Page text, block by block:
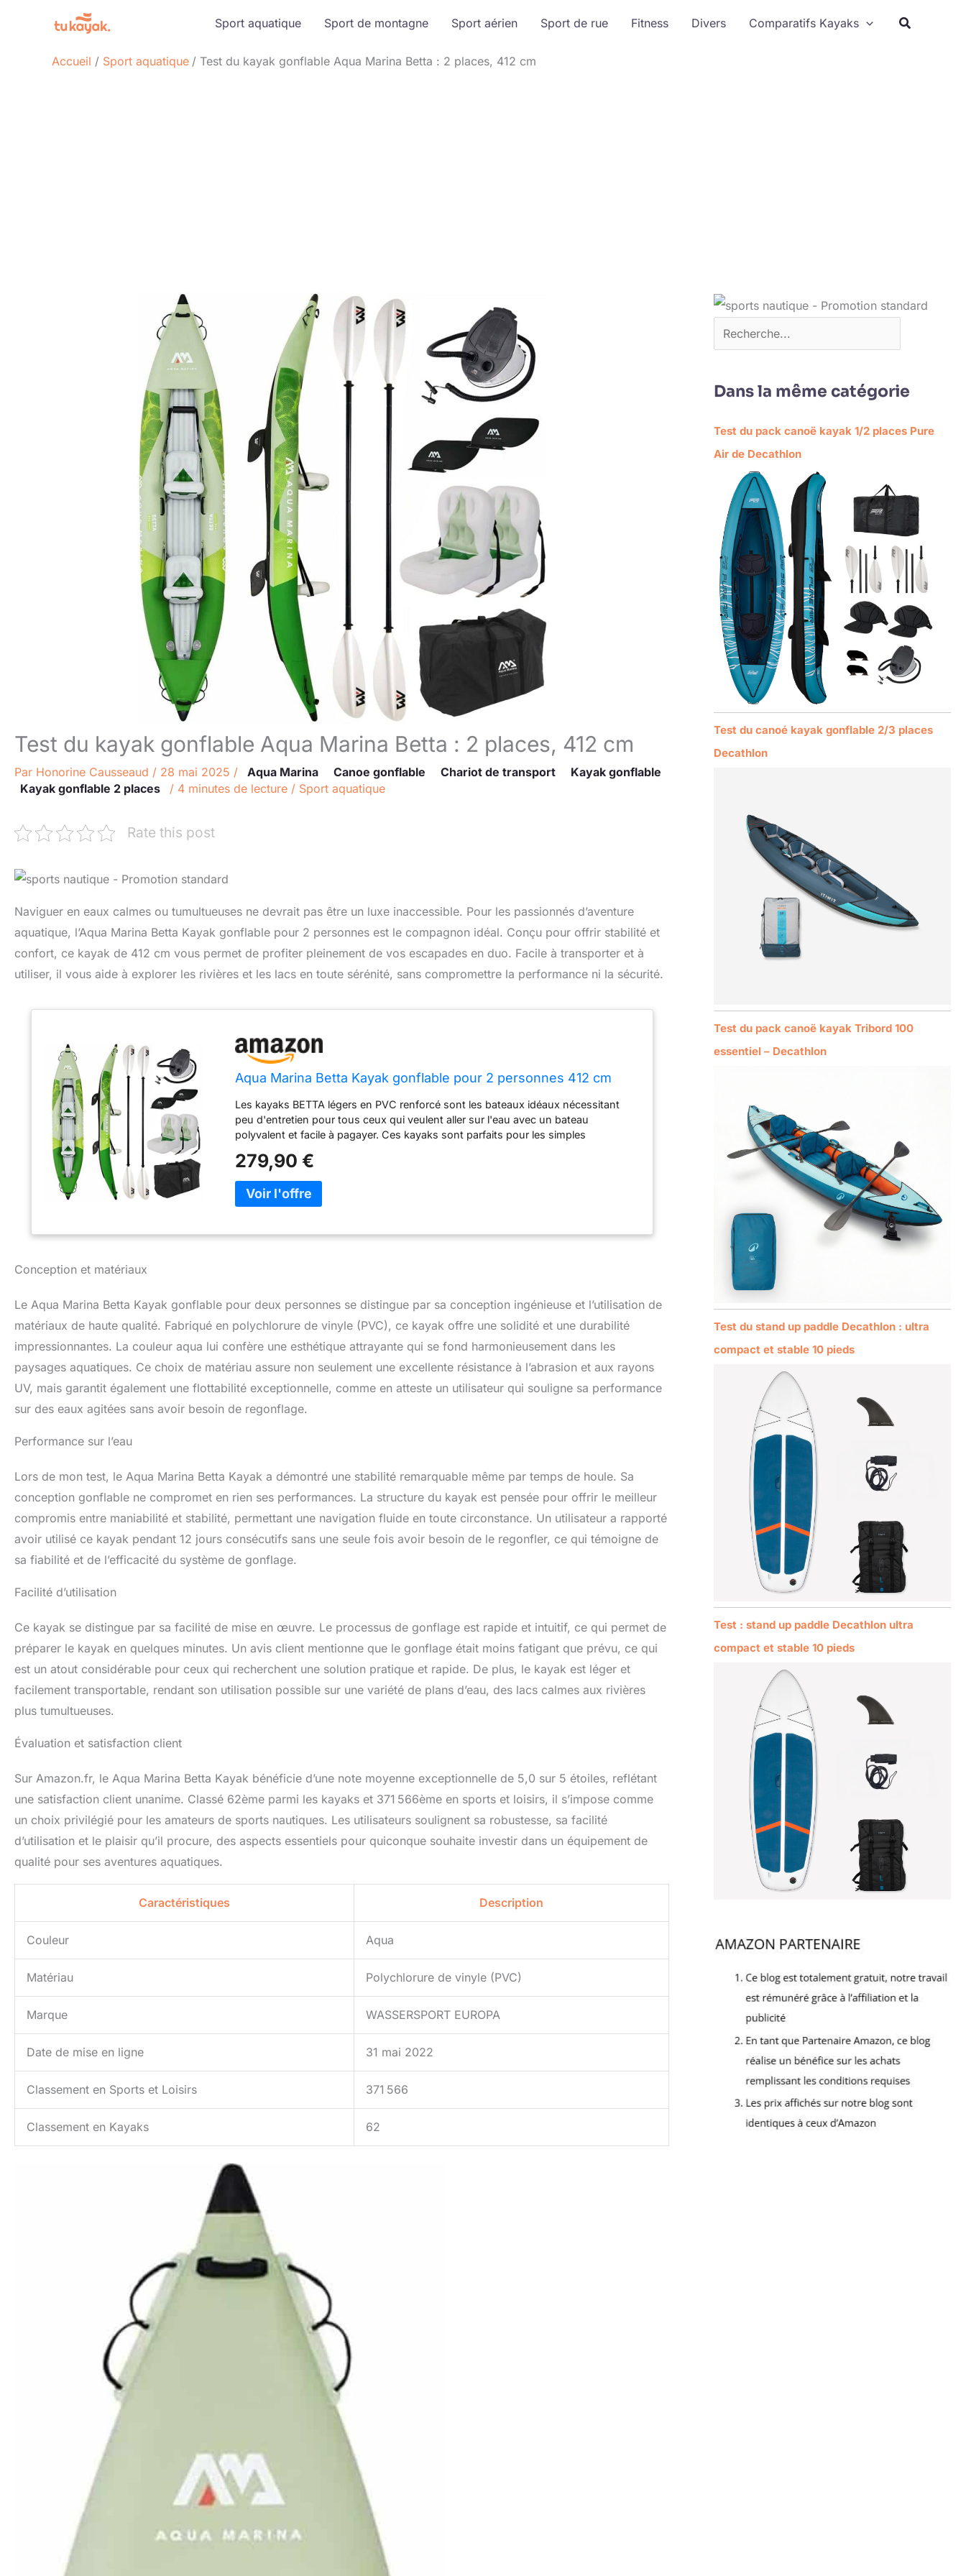
Sport aquatique Sport de montagne Sport aérien Sport de rue Fitness Divers Comparatifs Kayaks
Accueil Sport aquatique Test du kayak gonflable Aqua Marina Betta : 2 places, 412 cm
Test du kayak gonflable Aqua Marina Betta : 2 places, 412 cm
Par Honorine Causseaud / 28 mai 2025 / Aqua Marina Canoe gonflable Chariot de transport
Kayak gonflable
Kayak gonflable 2 places
/ 4 minutes de lecture / Sport aquatique
Rate this post
Naviguer en eaux calmes ou tumultueuses ne devrait pas être un luxe inaccessible. Pour les passionnés d’aventure
aquatique, l’Aqua Marina Betta Kayak gonflable pour 2 personnes est le compagnon idéal. Conçu pour offrir stabilité et
confort, ce kayak de 412 cm vous permet de profiter pleinement de vos escapades en duo. Facile à transporter et à
utiliser, il vous aide à explorer les rivières et les lacs en toute sérénité, sans compromettre la performance ni la sécurité.
Aqua Marina Betta Kayak gonflable pour 2 personnes 412 cm
Les kayaks BETTA légers en PVC renforcé sont les bateaux idéaux nécessitant
peu d'entretien pour tous ceux qui veulent aller sur l'eau avec un bateau
polyvalent et facile à pagayer. Ces kayaks sont parfaits pour les simples
la maison de vacances. Espace de rangement pour l'équipement - Espace
généreux sur la planche pour plus d'espace de rangement pour ranger votre
matériel - Poignée de transport - Le kayak dispose de poignées caoutchoutées au
niveau de la proue, de la banquette arrière et au milieu pour un transport facile
individuel de la position assise / de la valve – Valve haute pression encastrée pour
279,90 €
Conception et matériaux
Le Aqua Marina Betta Kayak gonflable pour deux personnes se distingue par sa conception ingénieuse et l’utilisation de
matériaux de haute qualité. Fabriqué en polychlorure de vinyle (PVC), ce kayak offre une solidité et une durabilité
impressionnantes. La couleur aqua lui confère une esthétique attrayante qui se fond harmonieusement dans les
paysages aquatiques. Ce choix de matériau assure non seulement une excellente résistance à l’abrasion et aux rayons
UV, mais garantit également une flottabilité exceptionnelle, comme en atteste un utilisateur qui souligne sa performance
sur des eaux agitées sans avoir besoin de regonflage.
Performance sur l’eau
Lors de mon test, le Aqua Marina Betta Kayak a démontré une stabilité remarquable même par temps de houle. Sa
conception gonflable ne compromet en rien ses performances. La structure du kayak est pensée pour offrir le meilleur
compromis entre maniabilité et stabilité, permettant une navigation fluide en toute circonstance. Un utilisateur a rapporté
avoir utilisé ce kayak pendant 12 jours consécutifs sans une seule fois avoir besoin de le regonfler, ce qui témoigne de
sa fiabilité et de l’efficacité du système de gonflage.
Facilité d’utilisation
Ce kayak se distingue par sa facilité de mise en œuvre. Le processus de gonflage est rapide et intuitif, ce qui permet de
préparer le kayak en quelques minutes. Un avis client mentionne que le gonflage était moins fatigant que prévu, ce qui
est un atout considérable pour ceux qui recherchent une solution pratique et rapide. De plus, le kayak est léger et
facilement transportable, rendant son utilisation possible sur une variété de plans d’eau, des lacs calmes aux rivières
plus tumultueuses.
Évaluation et satisfaction client
Sur Amazon.fr, le Aqua Marina Betta Kayak bénéficie d’une note moyenne exceptionnelle de 5,0 sur 5 étoiles, reflétant
une satisfaction client unanime. Classé 62ème parmi les kayaks et 371 566ème en sports et loisirs, il s’impose comme
un choix privilégié pour les amateurs de sports nautiques. Les utilisateurs soulignent sa robustesse, sa facilité
d’utilisation et le plaisir qu’il procure, des aspects essentiels pour quiconque souhaite investir dans un équipement de
qualité pour ses aventures aquatiques.
Caractéristiques Description
Couleur Aqua
Matériau Polychlorure de vinyle (PVC)
Marque WASSERSPORT EUROPA
Date de mise en ligne 31 mai 2022
Classement en Sports et Loisirs 371 566
Classement en Kayaks 62
Dans la même catégorie
Test du pack canoë kayak 1/2 places Pure
Air de Decathlon
Test du canoé kayak gonflable 2/3 places
Decathlon
Test du pack canoë kayak Tribord 100
essentiel – Decathlon
Test du stand up paddle Decathlon : ultra
compact et stable 10 pieds
Test : stand up paddle Decathlon ultra
compact et stable 10 pieds